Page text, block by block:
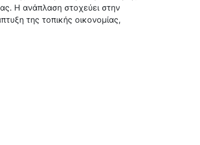
Η ανάπλαση στοχεύει στην
της τοπικής οικονομίας,